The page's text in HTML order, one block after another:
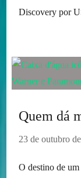
Discovery por
Quem dá
23 de outubro
O destino de